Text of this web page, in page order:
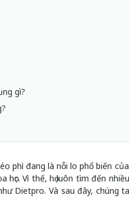
gì?
phì đang là nỗi lo phổ biến
học. Vì thế, họ luôn tìm đến
Dietpro. Và sau đây, chúng